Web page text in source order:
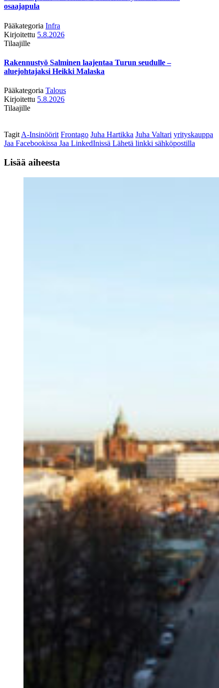
osaajapula
Pääkategoria Infra
Kirjoitettu 5.8.2026
Tilaajille
Rakennustyö Salminen laajentaa Turun seudulle –
aluejohtajaksi Heikki Malaska
Pääkategoria Talous
Kirjoitettu 5.8.2026
Tilaajille
Tagit A-Insinöörit Frontago Juha Hartikka Juha Valtari yrityskauppa
Jaa Facebookissa Jaa LinkedInissä Lähetä linkki sähköpostilla
Lisää aiheesta